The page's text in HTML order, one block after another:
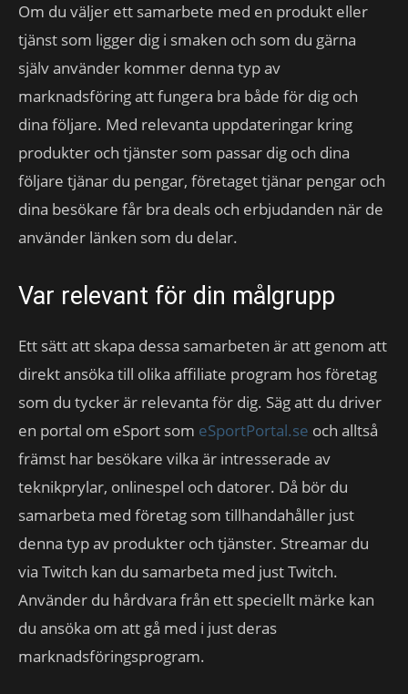
Om du väljer ett samarbete med en produkt eller
tjänst som ligger dig i smaken och som du gärna
själv använder kommer denna typ av
marknadsföring att fungera bra både för dig och
dina följare. Med relevanta uppdateringar kring
produkter och tjänster som passar dig och dina
följare tjänar du pengar, företaget tjänar pengar och
dina besökare får bra deals och erbjudanden när de
använder länken som du delar.
Var relevant för din målgrupp
Ett sätt att skapa dessa samarbeten är att genom att
direkt ansöka till olika affiliate program hos företag
som du tycker är relevanta för dig. Säg att du driver
en portal om eSport som eSportPortal.se och alltså
främst har besökare vilka är intresserade av
teknikprylar, onlinespel och datorer. Då bör du
samarbeta med företag som tillhandahåller just
denna typ av produkter och tjänster. Streamar du
via Twitch kan du samarbeta med just Twitch.
Använder du hårdvara från ett speciellt märke kan
du ansöka om att gå med i just deras
marknadsföringsprogram.